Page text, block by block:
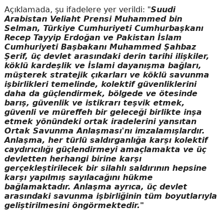
Açıklamada, şu ifadelere yer verildi: "Suudi
Arabistan Veliaht Prensi Muhammed bin
Selman, Türkiye Cumhuriyeti Cumhurbaşkanı
Recep Tayyip Erdoğan ve Pakistan İslam
Cumhuriyeti Başbakanı Muhammed Şahbaz
Şerif, üç devlet arasındaki derin tarihi ilişkiler,
köklü kardeşlik ve İslami dayanışma bağları,
müşterek stratejik çıkarları ve köklü savunma
işbirlikleri temelinde, kolektif güvenliklerini
daha da güçlendirmek, bölgede ve ötesinde
barış, güvenlik ve istikrarı teşvik etmek,
güvenli ve müreffeh bir geleceği birlikte inşa
etmek yönündeki ortak iradelerini yansıtan
Ortak Savunma Anlaşması'nı imzalamışlardır.
Anlaşma, her türlü saldırganlığa karşı kolektif
caydırıcılığı güçlendirmeyi amaçlamakta ve üç
devletten herhangi birine karşı
gerçekleştirilecek bir silahlı saldırının hepsine
karşı yapılmış sayılacağını hükme
bağlamaktadır. Anlaşma ayrıca, üç devlet
arasındaki savunma işbirliğinin tüm boyutlarıyla
geliştirilmesini öngörmektedir."